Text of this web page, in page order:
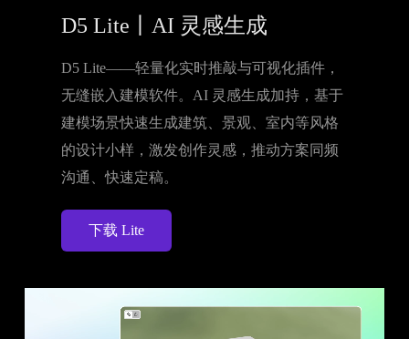
D5 Lite丨AI 灵感生成
D5 Lite——轻量化实时推敲与可视化插件，
无缝嵌入建模软件。AI 灵感生成加持，基于
建模场景快速生成建筑、景观、室内等风格
的设计小样，激发创作灵感，推动方案同频
沟通、快速定稿。
下载 Lite